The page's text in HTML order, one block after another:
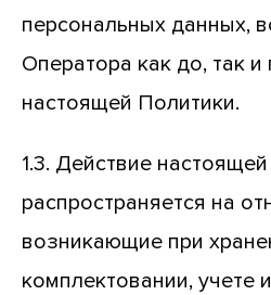
персональных данных,
Оператора как до, так
настоящей Политики.
1.3. Действие
распространяется на
возникающие при
комплектовании, учете